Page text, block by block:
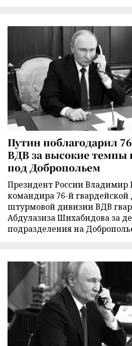
Путин поблагодарил
ВДВ за высокие темпы
под Добропольем
Президент России Владимир
командира 76-й гвардейской
штурмовой дивизии ВДВ
Абдулазиза Шихабидова за
подразделения на